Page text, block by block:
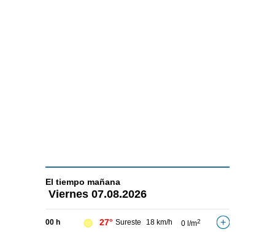
El tiempo mañana
Viernes 07.08.2026
00 h 27° Sureste 18 km/h 0 l/m2